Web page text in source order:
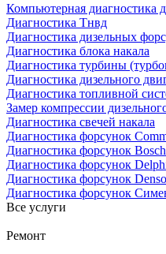
Компьютерная диагностика
Диагностика Тнвд
Диагностика дизельных
Диагностика блока накала
Диагностика турбины
Диагностика дизельного
Диагностика топливной
Замер компрессии
Диагностика свечей накала
Диагностика форсунок
Диагностика форсунок
Диагностика форсунок
Диагностика форсунок Denso
Диагностика форсунок
Все услуги
Ремонт